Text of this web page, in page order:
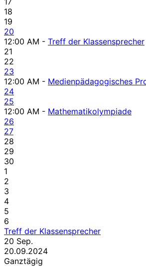
18
19
20
12:00 AM - Treff der Klassensprecher
21
22
23
12:00 AM - Medienpädagogisches
24
25
12:00 AM - Mathematikolympiade
26
27
28
29
30
1
2
3
4
5
6
Treff der Klassensprecher
20 Sep.
20.09.2024
Ganztägig